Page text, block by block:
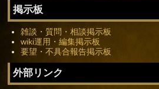
掲示板
雑談・質問・相談掲示板
wiki運用・編集掲示板
要望・不具合報告掲示板
外部リンク